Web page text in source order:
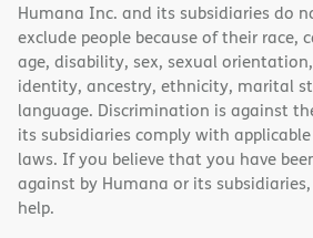
Humana Inc. and its subsidiaries do
exclude people because of their race,
age, disability, sex, sexual
identity, ancestry, ethnicity, marital
language. Discrimination is against
its subsidiaries comply with applicable
laws. If you believe that you have
against by Humana or its
help.